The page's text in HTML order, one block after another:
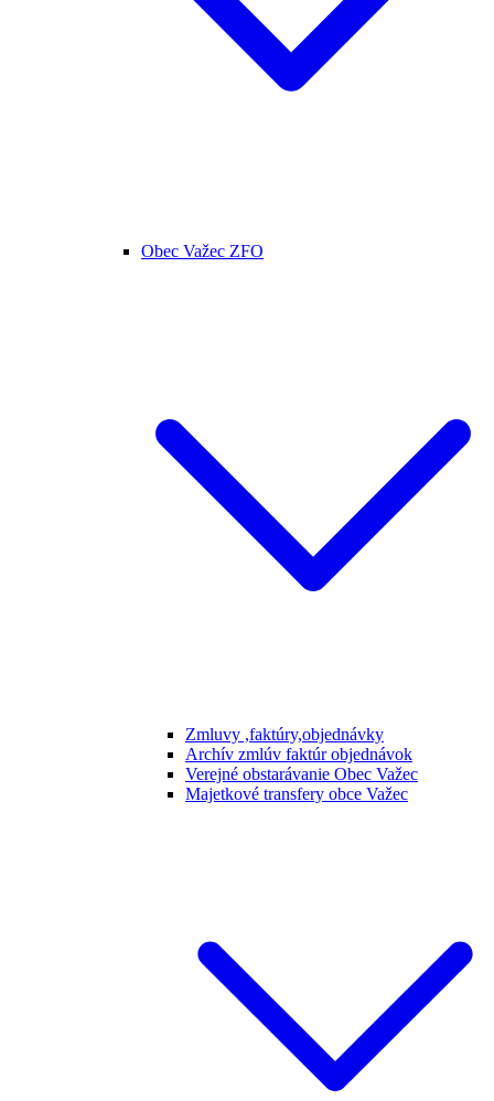
Obec Važec ZFO
Zmluvy ,faktúry,objednávky
Archív zmlúv faktúr objednávok
Verejné obstarávanie Obec Važec
Majetkové transfery obce Važec